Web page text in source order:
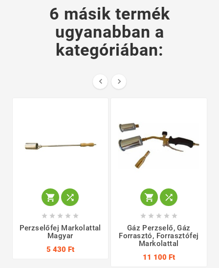
6 másik termék
ugyanabban a
kategóriában:
 
 
    
Perzselőfej Markolattal
Magyar
5 430 Ft
 
    
Gáz Perzselő, Gáz
Forrasztó, Forrasztófej
Markolattal
11 100 Ft